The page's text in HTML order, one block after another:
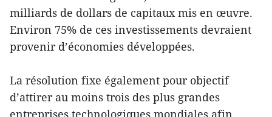
milliards de dollars de capitaux mis en œuvre.
Environ 75% de ces investissements devraient
provenir d’économies développées.
La résolution fixe également pour objectif
d’attirer au moins trois des plus grandes